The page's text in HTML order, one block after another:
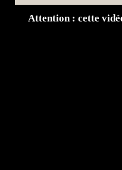
Attention : cette